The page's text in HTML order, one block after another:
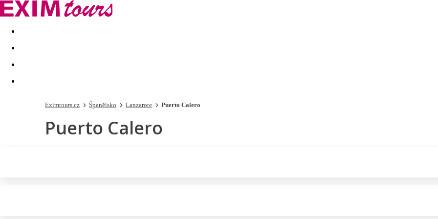
Akční nabídky Last minute
Eximtours.cz Španělsko Lanzarote Puerto Calero
Puerto Calero